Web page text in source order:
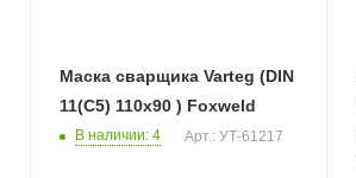
Маска сварщика Varteg (DIN
11(C5) 110х90 ) Foxweld
В наличии: 4 Арт.: УТ-61217